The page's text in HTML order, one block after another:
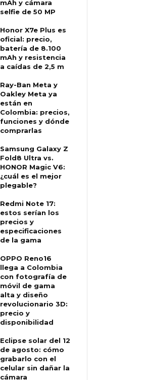
mAh y cámara
selfie de 50 MP
Honor X7e Plus es
oficial: precio,
batería de 8.100
mAh y resistencia
a caídas de 2,5 m
Ray-Ban Meta y
Oakley Meta ya
están en
Colombia: precios,
funciones y dónde
comprarlas
Samsung Galaxy Z
Fold8 Ultra vs.
HONOR Magic V6:
¿cuál es el mejor
plegable?
Redmi Note 17:
estos serían los
precios y
especificaciones
de la gama
OPPO Reno16
llega a Colombia
con fotografía de
móvil de gama
alta y diseño
revolucionario 3D:
precio y
disponibilidad
Eclipse solar del 12
de agosto: cómo
grabarlo con el
celular sin dañar la
cámara